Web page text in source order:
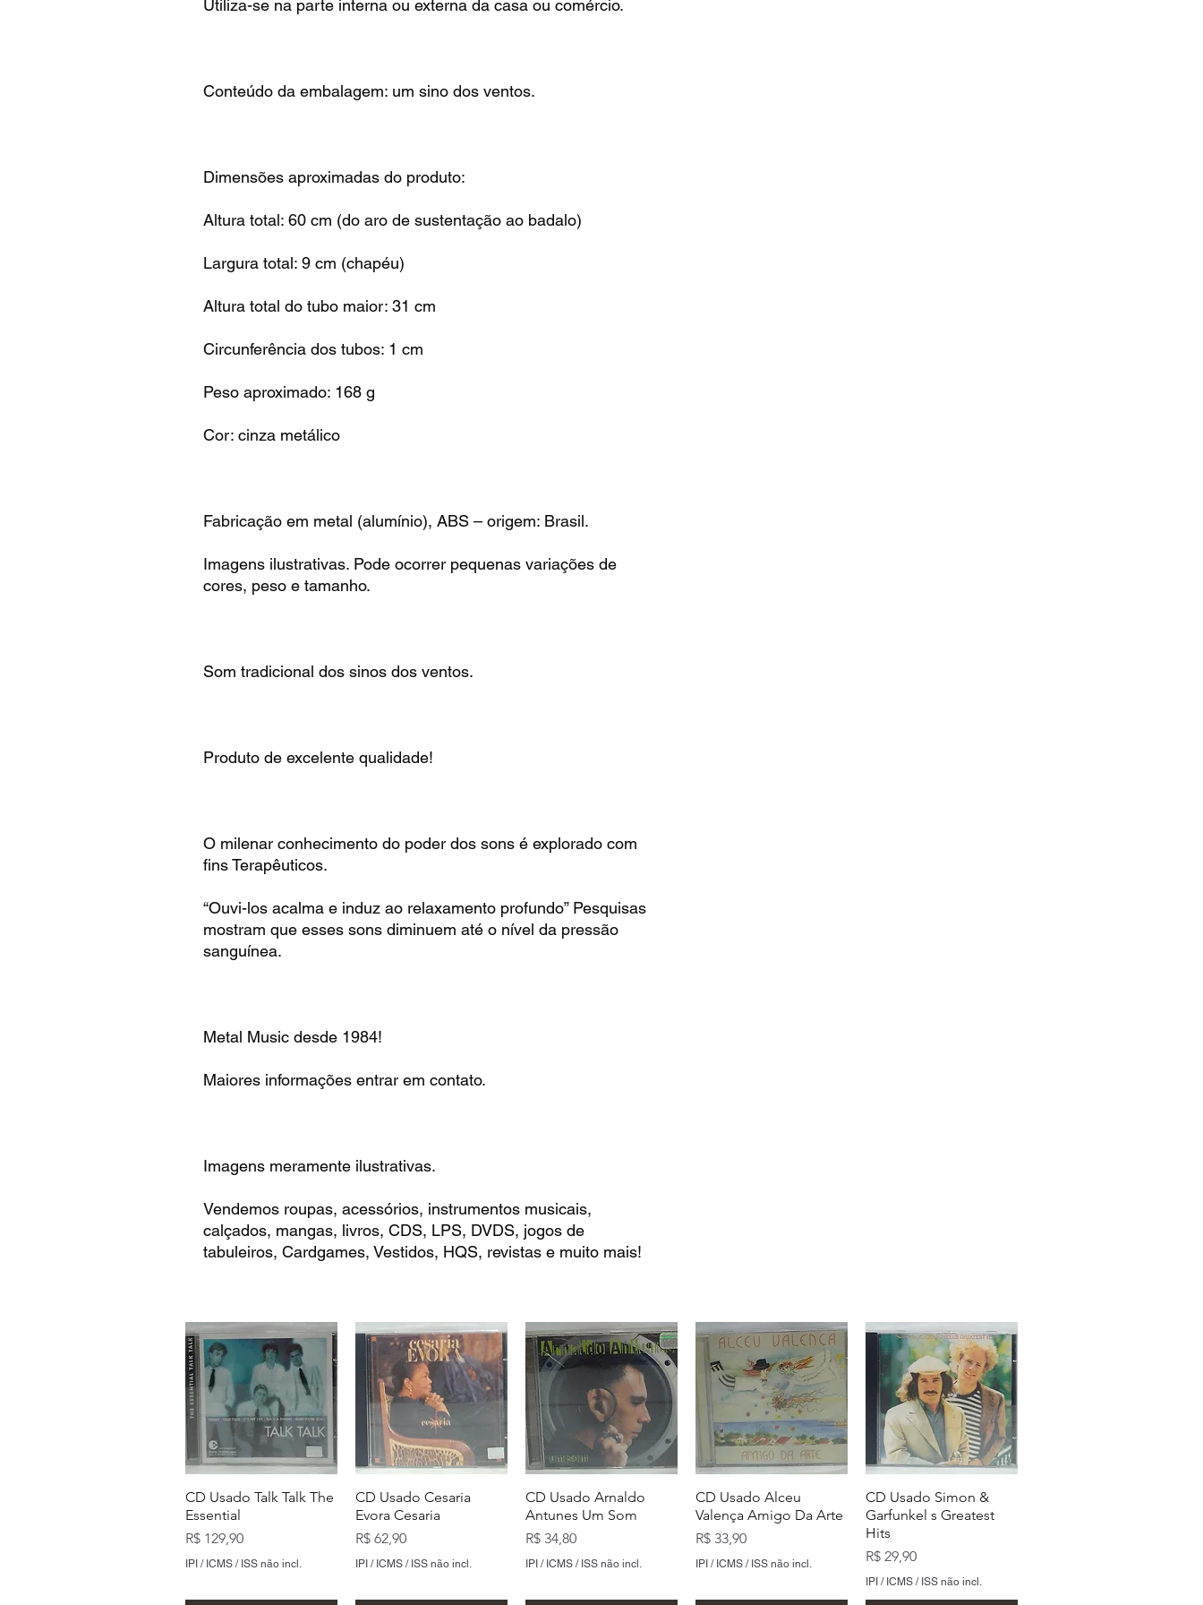
Utiliza-se na parte interna ou externa da casa ou comércio.
Conteúdo da embalagem: um sino dos ventos.
Dimensões aproximadas do produto:
Altura total: 60 cm (do aro de sustentação ao badalo)
Largura total: 9 cm (chapéu)
Altura total do tubo maior: 31 cm
Circunferência dos tubos: 1 cm
Peso aproximado: 168 g
Cor: cinza metálico
Fabricação em metal (alumínio), ABS – origem: Brasil.
Imagens ilustrativas. Pode ocorrer pequenas variações de
cores, peso e tamanho.
Som tradicional dos sinos dos ventos.
Produto de excelente qualidade!
O milenar conhecimento do poder dos sons é explorado com
fins Terapêuticos.
“Ouvi-los acalma e induz ao relaxamento profundo” Pesquisas
mostram que esses sons diminuem até o nível da pressão
sanguínea.
Metal Music desde 1984!
Maiores informações entrar em contato.
Imagens meramente ilustrativas.
Vendemos roupas, acessórios, instrumentos musicais,
calçados, mangas, livros, CDS, LPS, DVDS, jogos de
tabuleiros, Cardgames, Vestidos, HQS, revistas e muito mais!
CD Usado Talk Talk The
Essential
Preço
R$ 129,90
IPI / ICMS / ISS não incl.
CD Usado Cesaria
Evora Cesaria
Preço
R$ 62,90
IPI / ICMS / ISS não incl.
CD Usado Arnaldo
Antunes Um Som
Preço
R$ 34,80
IPI / ICMS / ISS não incl.
CD Usado Alceu
Valença Amigo Da Arte
Preço
R$ 33,90
IPI / ICMS / ISS não incl.
CD Usado Simon &
Garfunkel s Greatest
Hits
Preço
R$ 29,90
IPI / ICMS / ISS não incl.